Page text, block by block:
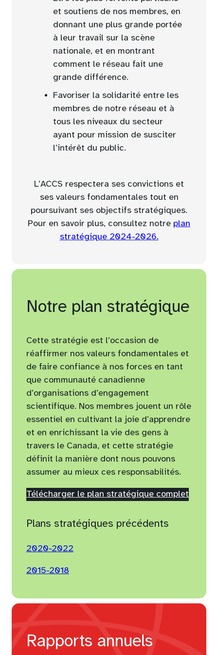
et soutiens de nos membres, en
donnant une plus grande portée
à leur travail sur la scène
nationale, et en montrant
comment le réseau fait une
grande différence.
Favoriser la solidarité entre les
membres de notre réseau et à
tous les niveaux du secteur
ayant pour mission de susciter
l’intérêt du public.
L’ACCS respectera ses convictions et
ses valeurs fondamentales tout en
poursuivant ses objectifs stratégiques.
Pour en savoir plus, consultez notre plan
stratégique 2024-2026.(opens
(opens
Notre plan stratégique
Cette stratégie est l’occasion de
réaffirmer nos valeurs fondamentales et
de faire confiance à nos forces en tant
que communauté canadienne
d’organisations d’engagement
scientifique. Nos membres jouent un rôle
essentiel en cultivant la joie d’apprendre
et en enrichissant la vie des gens à
travers le Canada, et cette stratégie
définit la manière dont nous pouvons
assumer au mieux ces responsabilités.
Télécharger le plan stratégique complet
F
Plans stratégiques précédents
2020-2022
2015-2018
Rapports annuels